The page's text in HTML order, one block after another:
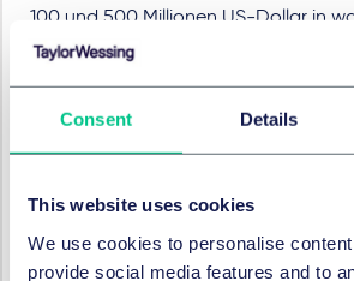
Consent Details
This website uses cookies
We use cookies to personalise
provide social media features and to
100 und 500 Millionen US-Dollar in
Unternehmen in den Bereichen
nachweisliche Erfolgsbilanz im
Partnerschaften mit Unternehmern